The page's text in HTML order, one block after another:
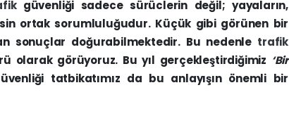
güvenliği sadece sürüclerin değil; yayaların,
ortak sorumluluğudur. Küçük gibi görünen bir
sonuçlar doğurabilmektedir. Bu nedenle trafik
olarak görüyoruz. Bu yıl gerçekleştirdiğimiz ‘Bir
tatbikatımız da bu anlayışın önemli bir